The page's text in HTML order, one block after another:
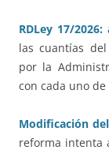
RDLey 17/
las cuantías
por la
con cada uno
Modificación
reforma intenta